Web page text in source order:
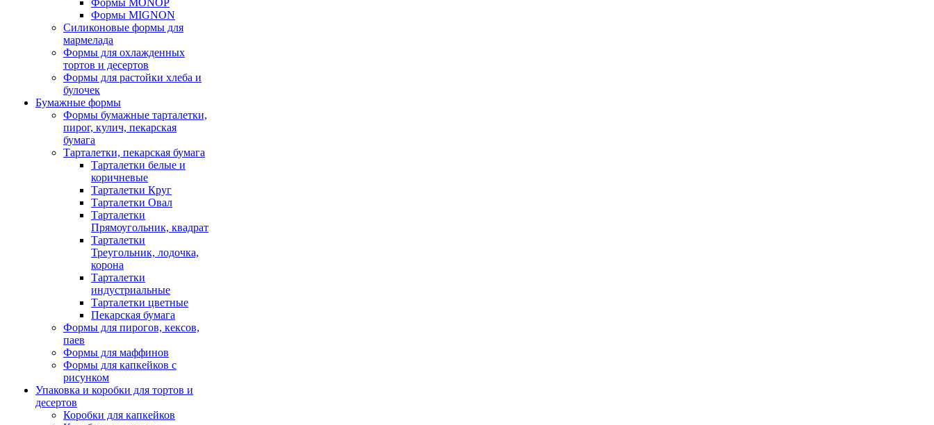
Формы MIGNON
Силиконовые формы для
мармелада
Формы для oхлажденных
тортов и десертов
Формы для растойки хлеба и
булочек
Бумажные формы
Формы бумажные тарталетки,
пирог, кулич, пекарская
бумага
Тарталетки, пекарская бумага
Тарталетки белые и
коричневые
Тарталетки Круг
Тарталетки Овал
Тарталетки
Прямоугольник, квадрат
Тарталетки
Треугольник, лодочка,
корона
Тарталетки
индустриальные
Тарталетки цветные
Пекарская бумага
Формы для пирогов, кексов,
паев
Формы для маффинов
Формы для капкейков с
рисунком
Упаковка и коробки для тортов и
десертов
Коробки для капкейков